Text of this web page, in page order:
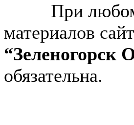
При
материалов
“Зеленогорск
обязательна.